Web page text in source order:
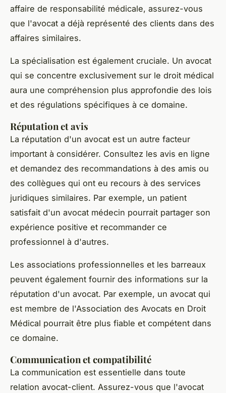
affaire de responsabilité médicale, assurez-vous
que l'avocat a déjà représenté des clients dans des
affaires similaires.
La spécialisation est également cruciale. Un avocat
qui se concentre exclusivement sur le droit médical
aura une compréhension plus approfondie des lois
et des régulations spécifiques à ce domaine.
Réputation et avis
La réputation d'un avocat est un autre facteur
important à considérer. Consultez les avis en ligne
et demandez des recommandations à des amis ou
des collègues qui ont eu recours à des services
juridiques similaires. Par exemple, un patient
satisfait d'un avocat médecin pourrait partager son
expérience positive et recommander ce
professionnel à d'autres.
Les associations professionnelles et les barreaux
peuvent également fournir des informations sur la
réputation d'un avocat. Par exemple, un avocat qui
est membre de l'Association des Avocats en Droit
Médical pourrait être plus fiable et compétent dans
ce domaine.
Communication et compatibilité
La communication est essentielle dans toute
relation avocat-client. Assurez-vous que l'avocat